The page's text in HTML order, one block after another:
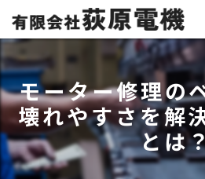
モーター修理の
壊れやすさを解
とは